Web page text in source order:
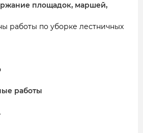
площадок, маршей,
работы по уборке лестничных
работы